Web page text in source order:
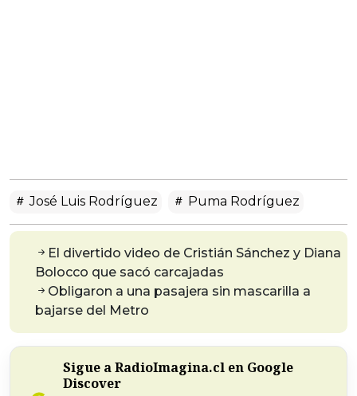
José Luis Rodríguez Puma Rodríguez
El divertido video de Cristián Sánchez y Diana
Bolocco que sacó carcajadas
Obligaron a una pasajera sin mascarilla a
bajarse del Metro
Sigue a RadioImagina.cl en Google
Discover